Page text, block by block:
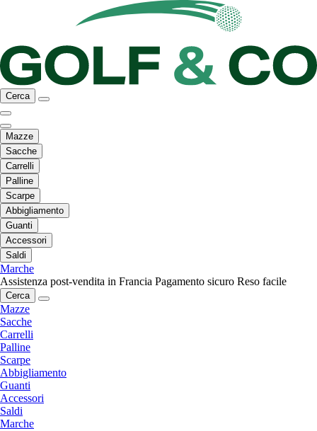
Cerca
Mazze
Sacche
Carrelli
Palline
Scarpe
Abbigliamento
Guanti
Accessori
Saldi
Marche
Assistenza post-vendita in Francia Pagamento sicuro Reso facile
Cerca
Mazze
Sacche
Carrelli
Palline
Scarpe
Abbigliamento
Guanti
Accessori
Saldi
Marche